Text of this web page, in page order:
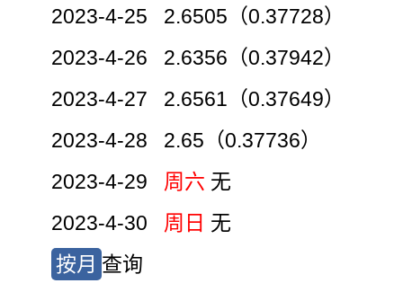
2023-4-25 2.6505（0.37728）
2023-4-26 2.6356（0.37942）
2023-4-27 2.6561（0.37649）
2023-4-28 2.65（0.37736）
2023-4-29 周六 无
2023-4-30 周日 无
按月 查询